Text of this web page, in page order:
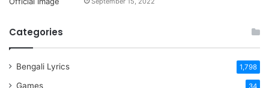
Categories
Bengali Lyrics 1,798
Games